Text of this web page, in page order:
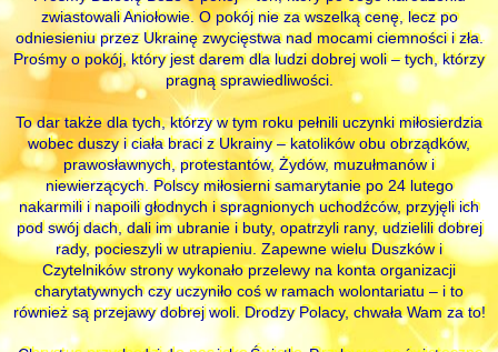
zwiastowali Aniołowie. O pokój nie za wszelką cenę, lecz po
odniesieniu przez Ukrainę zwycięstwa nad mocami ciemności i zła.
Prośmy o pokój, który jest darem dla ludzi dobrej woli – tych, którzy
pragną sprawiedliwości.
To dar także dla tych, którzy w tym roku pełnili uczynki miłosierdzia
wobec duszy i ciała braci z Ukrainy – katolików obu obrządków,
prawosławnych, protestantów, Żydów, muzułmanów i
niewierzących. Polscy miłosierni samarytanie po 24 lutego
nakarmili i napoili głodnych i spragnionych uchodźców, przyjęli ich
pod swój dach, dali im ubranie i buty, opatrzyli rany, udzielili dobrej
rady, pocieszyli w utrapieniu. Zapewne wielu Duszków i
Czytelników strony wykonało przelewy na konta organizacji
charytatywnych czy uczyniło coś w ramach wolontariatu – i to
również są przejawy dobrej woli. Drodzy Polacy, chwała Wam za to!